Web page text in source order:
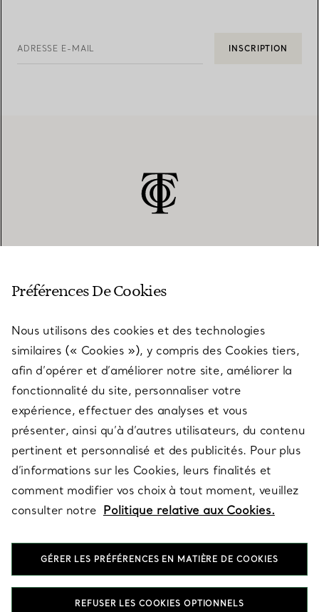
ADRESSE E-MAIL INSCRIPTION
SERVICES
À PROPOS
QUESTIONS LÉGALES
SUIVEZ-NOUS
Préférences De Cookies
Nous utilisons des cookies et des technologies
similaires (« Cookies »), y compris des Cookies tiers,
afin d’opérer et d’améliorer notre site, améliorer la
fonctionnalité du site, personnaliser votre
expérience, effectuer des analyses et vous
présenter, ainsi qu’à d’autres utilisateurs, du contenu
pertinent et personnalisé et des publicités. Pour plus
d’informations sur les Cookies, leurs finalités et
comment modifier vos choix à tout moment, veuillez
consulter notre Politique relative aux Cookies.
GÉRER LES PRÉFÉRENCES EN MATIÈRE DE COOKIES
REFUSER LES COOKIES OPTIONNELS